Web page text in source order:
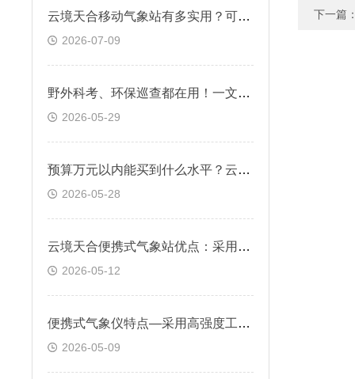
云境天合移动气象站有多实用？可跟随监测人员深入偏远区域完成气象监测任务
2026-07-09
野外科考、环保巡查都在用！一文说清云境天合便携式气象站到底强在哪
2026-05-29
预算万元以内能买到什么水平？云境天合便携式综合气象仪选购实测推荐
2026-05-28
云境天合便携式气象站优点：采用可伸缩支架，适用于临时或应急监测场景
2026-05-12
便携式气象仪特点—采用高强度工程塑料，具备IP65级以上防护等级
2026-05-09
下一篇